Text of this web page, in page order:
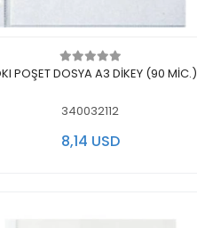
اضف الى سلة التسوق
POŞET DOSYA A3 DİKEY (90 MİC.)
340032112
8,14 USD